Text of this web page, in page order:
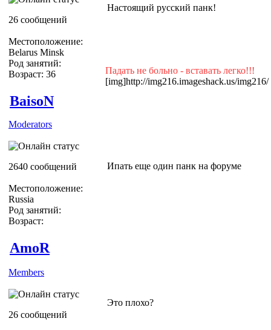
26 сообщений
Местоположение:
Belarus Minsk
Род занятий:
Возраст: 36
Настоящий русский панк!
Падать не больно - вставать легко!!!
[img]http://img216.imageshack.us/img216/
BaisoN
Moderators
2640 сообщений
Местоположение:
Russia
Род занятий:
Возраст:
Ипать еще один панк на форуме
AmoR
Members
26 сообщений
Это плохо?